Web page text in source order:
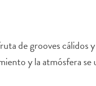
de grooves cálidos
y la atmósfera se